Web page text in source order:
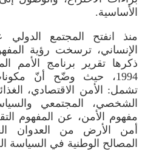
الأساسية.
منذ انفتح المجتمع
الإنساني، ترسخت رؤية
ذكرها تقرير برنامج الأمم
1994، حيث وضّح أنّ
تشمل: الأمن الاقتصادي،
الشخصي، المجتمعي
مفهوم الأمن، عن المفهوم
أمن الأرض من العدوان
المصالح الوطنية في السياسة